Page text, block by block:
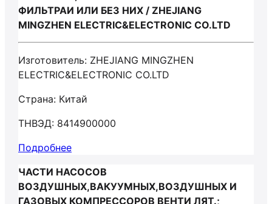
ФИЛЬТРАИ ИЛИ БЕЗ НИХ / ZHEJIANG
MINGZHEN ELECTRIC&ELECTRONIC CO.LTD
Изготовитель: ZHEJIANG MINGZHEN
ELECTRIC&ELECTRONIC CO.LTD
Страна: Китай
ТНВЭД: 8414900000
Подробнее
ЧАСТИ НАСОСОВ
ВОЗДУШНЫХ,ВАКУУМНЫХ,ВОЗДУШНЫХ И
ГАЗОВЫХ КОМПРЕССОРОВ ВЕНТИ ЛЯТ.;